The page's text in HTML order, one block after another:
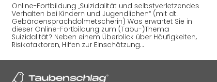
Online-Fortbildung „Suizidalität und selbstverletzendes
Verhalten bei Kindern und Jugendlichen“ (mit dt.
Gebärdensprachdolmetscherin) Was erwartet Sie in
dieser Online-Fortbildung zum (Tabu-)Thema
Suizidalität? Neben einem Überblick über Häufigkeiten,
Risikofaktoren, Hilfen zur Einschätzung…